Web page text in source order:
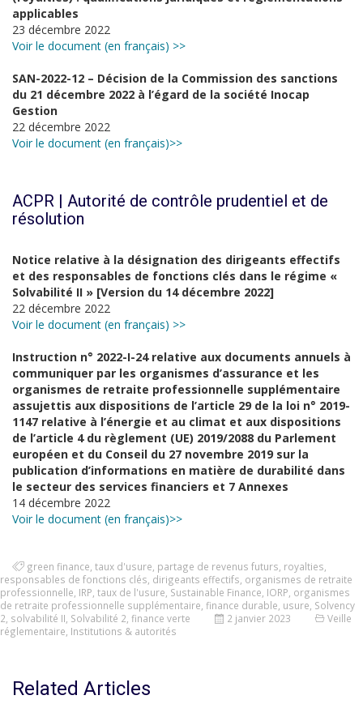
applicables
23 décembre 2022
Voir le document (en français) >>
SAN-2022-12 – Décision de la Commission des sanctions
du 21 décembre 2022 à l’égard de la société Inocap
Gestion
22 décembre 2022
Voir le document (en français)>>
ACPR | Autorité de contrôle prudentiel et de
résolution
Notice relative à la désignation des dirigeants effectifs
et des responsables de fonctions clés dans le régime «
Solvabilité II » [Version du 14 décembre 2022]
22 décembre 2022
Voir le document (en français) >>
Instruction n° 2022-I-24 relative aux documents annuels à
communiquer par les organismes d’assurance et les
organismes de retraite professionnelle supplémentaire
assujettis aux dispositions de l’article 29 de la loi n° 2019-
1147 relative à l’énergie et au climat et aux dispositions
de l’article 4 du règlement (UE) 2019/2088 du Parlement
européen et du Conseil du 27 novembre 2019 sur la
publication d’informations en matière de durabilité dans
le secteur des services financiers et 7 Annexes
14 décembre 2022
Voir le document (en français)>>
green finance taux d'usure partage de revenus futurs royalties
responsables de fonctions clés dirigeants effectifs organismes de retraite
professionnelle IRP taux de l'usure Sustainable Finance IORP organismes
de retraite professionnelle supplémentaire finance durable usure Solvency
2 solvabilité II Solvabilité 2 finance verte 2 janvier 2023
Veille
réglementaire Institutions & autorités
Related Articles